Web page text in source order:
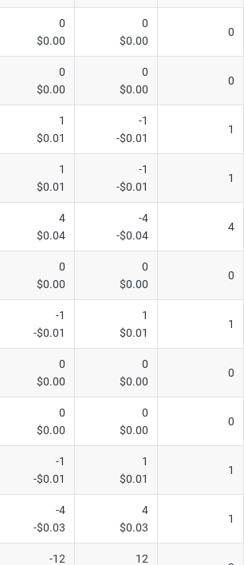
111円 74,270円
160円 65,030円
為替レート（ニューヨーククローズ・
/円と南アフリカランド/円とメキシコペ
0
$0.00
0
$0.00
0
0
$0.00
0
$0.00
0
1
$0.01
-1
-$0.01
1
1
$0.01
-1
-$0.01
1
4
$0.04
-4
-$0.04
4
0
$0.00
0
$0.00
0
-1
-$0.01
1
$0.01
1
0
$0.00
0
$0.00
0
0
$0.00
0
$0.00
0
-1
-$0.01
1
$0.01
1
-4
-$0.03
4
$0.03
1
-12 12